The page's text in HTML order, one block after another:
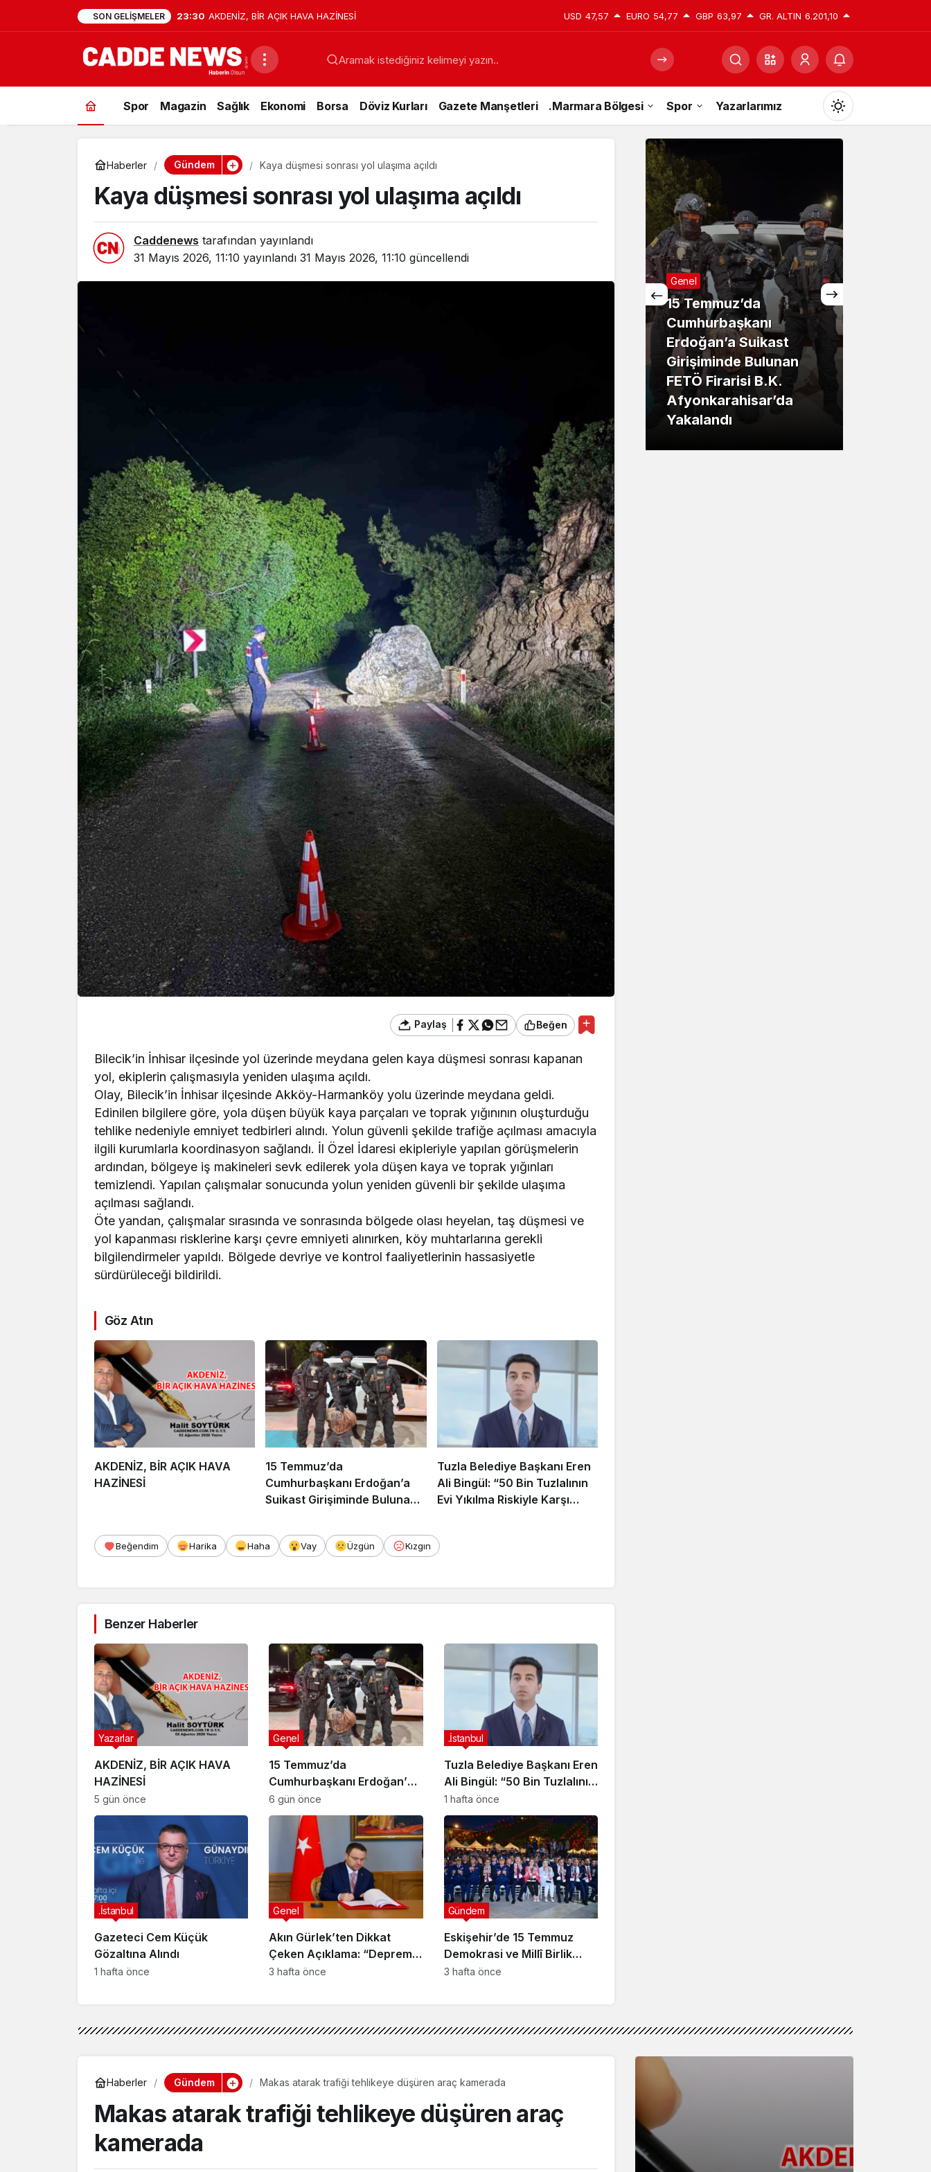
SON GELIŞMELER 23:30 AKDENİZ, BİR AÇIK HAVA HAZİNESİ USD 47,57 EURO 54,77 GBP 63,97 GR. ALTIN 6.201,10
Aramak istediğiniz kelimeyi yazın..
Spor Magazin Sağlık Ekonomi Borsa Döviz Kurları Gazete Manşetleri .Marmara Bölgesi Spor Yazarlarımız
Mod
değiştir
Gündüz Modu
Gündüz modunu seçin.
Gece Modu
Gece modunu seçin.
Sistem Modu
Sistem modunu seçin.
Haberler Gündem Kaya düşmesi sonrası yol ulaşıma açıldı
Kaya düşmesi sonrası yol ulaşıma açıldı
Caddenews tarafından yayınlandı
31 Mayıs 2026, 11:10 yayınlandı 31 Mayıs 2026, 11:10 güncellendi
Paylaş Beğen
Bilecik’in İnhisar ilçesinde yol üzerinde meydana gelen kaya düşmesi sonrası kapanan
yol, ekiplerin çalışmasıyla yeniden ulaşıma açıldı.
Olay, Bilecik’in İnhisar ilçesinde Akköy-Harmanköy yolu üzerinde meydana geldi.
Edinilen bilgilere göre, yola düşen büyük kaya parçaları ve toprak yığınının oluşturduğu
tehlike nedeniyle emniyet tedbirleri alındı. Yolun güvenli şekilde trafiğe açılması amacıyla
ilgili kurumlarla koordinasyon sağlandı. İl Özel İdaresi ekipleriyle yapılan görüşmelerin
ardından, bölgeye iş makineleri sevk edilerek yola düşen kaya ve toprak yığınları
temizlendi. Yapılan çalışmalar sonucunda yolun yeniden güvenli bir şekilde ulaşıma
açılması sağlandı.
Öte yandan, çalışmalar sırasında ve sonrasında bölgede olası heyelan, taş düşmesi ve
yol kapanması risklerine karşı çevre emniyeti alınırken, köy muhtarlarına gerekli
bilgilendirmeler yapıldı. Bölgede devriye ve kontrol faaliyetlerinin hassasiyetle
sürdürüleceği bildirildi.
Göz Atın
AKDENİZ, BİR AÇIK HAVA
HAZİNESİ
15 Temmuz’da
Cumhurbaşkanı Erdoğan’a
Suikast Girişiminde Bulunan
Afyonkarahisar’da Yakalandı
Tuzla Belediye Başkanı Eren
Ali Bingül: “50 Bin Tuzlalının
Evi Yıkılma Riskiyle Karşı
Beğendim Harika Haha Vay Üzgün Kızgın
Benzer Haberler
AKDENİZ, BİR AÇIK HAVA
HAZİNESİ
Yazarlar
5 gün önce
15 Temmuz’da
Cumhurbaşkanı Erdoğan’a
Suikast Girişiminde Bulunan
FETÖ Firarisi B.K.
Afyonkarahisar’da
Yakalandı
Genel
6 gün önce
Tuzla Belediye Başkanı Eren
Ali Bingül: “50 Bin Tuzlalının
Evi Yıkılma Riskiyle Karşı
Karşıya”
.İstanbul
1 hafta önce
Gazeteci Cem Küçük
Gözaltına Alındı
.İstanbul
1 hafta önce
Akın Gürlek’ten Dikkat
Çeken Açıklama: “Deprem
Bağışları Sonuna Kadar
Genel
3 hafta önce
Eskişehir’de 15 Temmuz
Demokrasi ve Millî Birlik
Günü Anma Programı
Gündem
3 hafta önce
HAVA HAZİNESİ
Genel
15 Temmuz’da
Cumhurbaşkanı
Erdoğan’a Suikast
Girişiminde Bulunan
FETÖ Firarisi B.K.
Afyonkarahisar’da
Yakalandı
Haberler Gündem Makas atarak trafiği tehlikeye düşüren araç kamerada
Makas atarak trafiği tehlikeye düşüren araç
kamerada